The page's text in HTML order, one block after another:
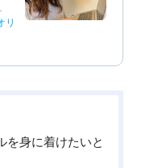
リ
を身に着けたいと